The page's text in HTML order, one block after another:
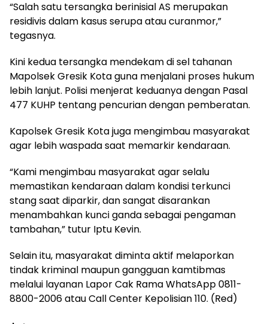
“Salah satu tersangka berinisial AS merupakan
residivis dalam kasus serupa atau curanmor,”
tegasnya.
Kini kedua tersangka mendekam di sel tahanan
Mapolsek Gresik Kota guna menjalani proses hukum
lebih lanjut. Polisi menjerat keduanya dengan Pasal
477 KUHP tentang pencurian dengan pemberatan.
Kapolsek Gresik Kota juga mengimbau masyarakat
agar lebih waspada saat memarkir kendaraan.
“Kami mengimbau masyarakat agar selalu
memastikan kendaraan dalam kondisi terkunci
stang saat diparkir, dan sangat disarankan
menambahkan kunci ganda sebagai pengaman
tambahan,” tutur Iptu Kevin.
Selain itu, masyarakat diminta aktif melaporkan
tindak kriminal maupun gangguan kamtibmas
melalui layanan Lapor Cak Rama WhatsApp 0811-
8800-2006 atau Call Center Kepolisian 110. (Red)